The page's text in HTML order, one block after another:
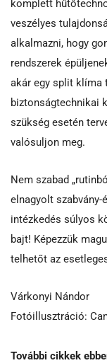
komplett
veszélyes
alkalmazni, hogy
rendszerek
akár egy split klíma
biztonságtechnikai
szükség esetén
valósuljon meg.
Nem szabad
elnagyolt
intézkedés súlyos
bajt! Képezzük
telhetőt az
Várkonyi Nándor
Fotóillusztráció:
További cikkek